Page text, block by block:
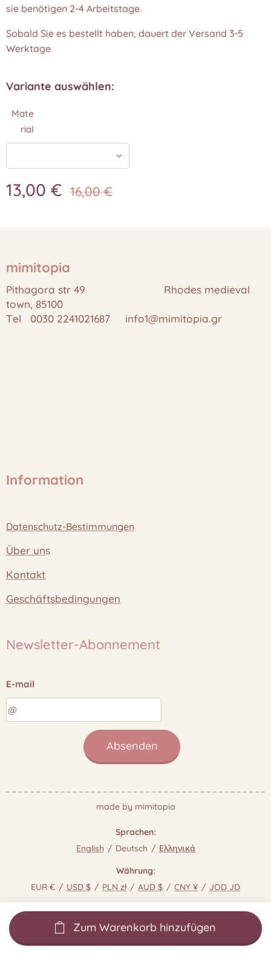
sie benötigen 2-4 Arbeitstage.
Sobald Sie es bestellt haben, dauert der Versand 3-5
Werktage
Variante auswählen:
Mate
rial
13,00 € 16,00€
Zum Warenkorb hinzufügen
mimitopia
Pithagora str 49 Rhodes medieval
town, 85100
Tel 0030 2241021687 info1@mimitopia.gr
Information
Datenschutz-Bestimmungen
Über uns
Kontakt
Geschäftsbedingungen
Newsletter-Abonnement
E-mail
Absenden
made by mimitopia
Sprachen
English
Deutsch Ελληνικά
Währung
EUR €
USD $ PLN zł AUD $ CNY ¥ JOD JD